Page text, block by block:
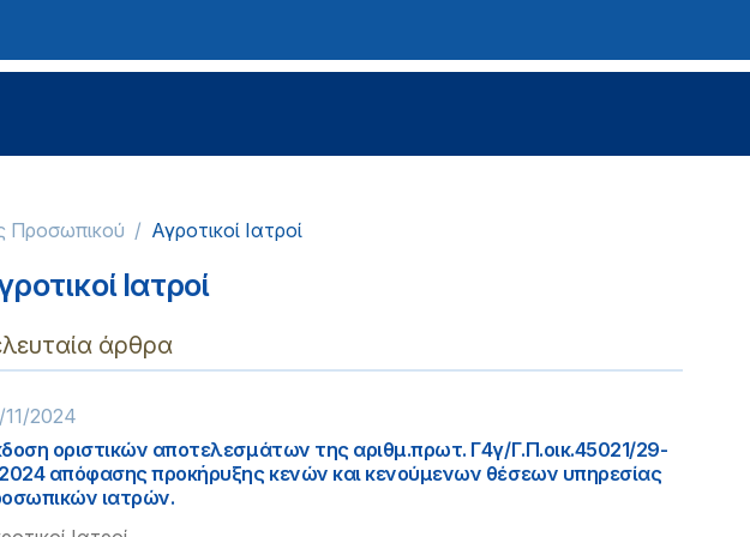
Προσωπικού Αγροτικοί Ιατροί
Ιατροί
άρθρα
11/2024
οριστικών αποτελεσμάτων της αριθμ.πρωτ. Γ4γ/Γ.Π.οικ.45021/29-
απόφασης προκήρυξης κενών και κενούμενων θέσεων υπηρεσίας
ιατρών.